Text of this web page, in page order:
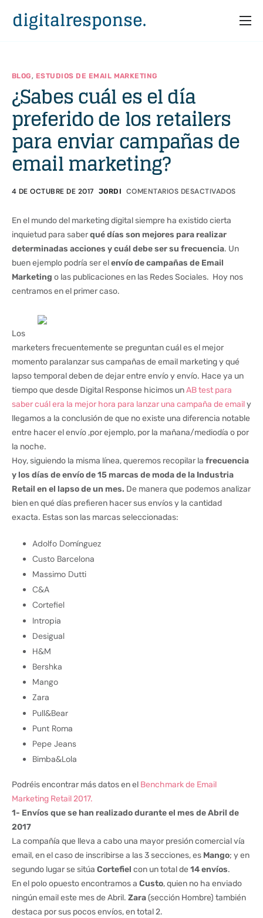
Partners
Casos
Recursos
Quiénes somos
BLOG, ESTUDIOS DE EMAIL MARKETING
¿Sabes cuál es el día
preferido de los retailers
para enviar campañas de
email marketing?
4 DE OCTUBRE DE 2017 JORDI COMENTARIOS DESACTIVADOS
En el mundo del marketing digital siempre ha existido cierta
inquietud para saberqué días son mejores para realizar
determinadas acciones y cuál debe ser su frecuencia. Un
buen ejemplo podría ser elenvío de campañas de Email
Marketing o las publicaciones en las Redes Sociales. Hoy nos
centramos en el primer caso.
Los
marketers frecuentemente se preguntan cuál es el mejor
momento paralanzar sus campañas de email marketing y qué
lapso temporal deben de dejar entre envío y envío. Hace ya un
tiempo que desde Digital Response hicimos unAB test para
saber cuál era la mejor hora para lanzar una campaña de emaily
llegamos a la conclusión de que no existe una diferencia notable
entre hacer el envío ,por ejemplo, por la mañana/mediodía o por
la noche.
Hoy, siguiendo la misma línea, queremos recopilar la frecuencia
y los días de envío de 15 marcas de moda de la Industria
Retail en el lapso de un mes. De manera que podemos analizar
bien en qué días prefieren hacer sus envíos y la cantidad
exacta. Estas son las marcas seleccionadas:
Adolfo Domínguez
Custo Barcelona
Massimo Dutti
C&A
Cortefiel
Intropia
Desigual
H&M
Bershka
Mango
Zara
Pull&Bear
Punt Roma
Pepe Jeans
Bimba&Lola
Podréis encontrar más datos en el Benchmark de Email
Marketing Retail 2017.
1- Envíos que se han realizado durante el mes de Abril de
2017
La compañía que lleva a cabo una mayor presión comercial vía
email, en el caso de inscribirse a las 3 secciones, es Mango; y en
segundo lugar se sitúa Cortefiel con un total de 14 envíos.
En el polo opuesto encontramos a Custo, quien no ha enviado
ningún email este mes de Abril. Zara(sección Hombre) también
destaca por sus pocos envíos, en total 2.